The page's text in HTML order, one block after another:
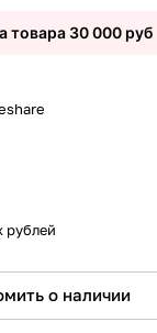
товара 30 000 руб
рублей
о наличии